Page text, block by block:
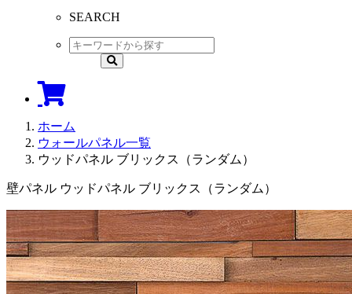
SEARCH
ホーム
ウォールパネル一覧
ウッドパネル ブリックス（ランダム）
壁パネル ウッドパネル ブリックス（ランダム）